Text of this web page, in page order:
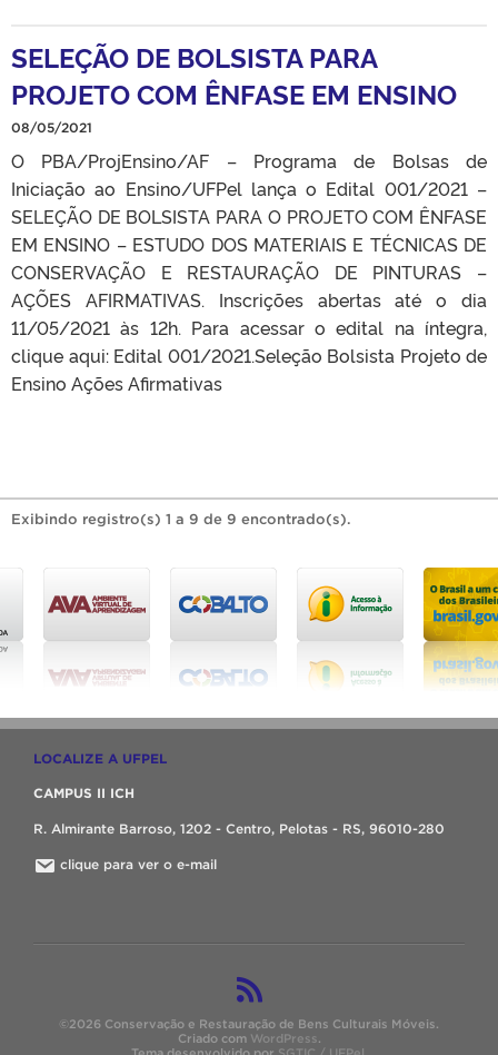
SELEÇÃO DE BOLSISTA PARA
PROJETO COM ÊNFASE EM ENSINO
08/05/2021
O PBA/ProjEnsino/AF – Programa de Bolsas de
Iniciação ao Ensino/UFPel lança o Edital 001/2021 –
SELEÇÃO DE BOLSISTA PARA O PROJETO COM ÊNFASE
EM ENSINO – ESTUDO DOS MATERIAIS E TÉCNICAS DE
CONSERVAÇÃO E RESTAURAÇÃO DE PINTURAS –
AÇÕES AFIRMATIVAS. Inscrições abertas até o dia
11/05/2021 às 12h. Para acessar o edital na íntegra,
clique aqui: Edital 001/2021.Seleção Bolsista Projeto de
Ensino Ações Afirmativas
Exibindo registro(s) 1 a 9 de 9 encontrado(s).
LOCALIZE A UFPEL
CAMPUS II ICH
R. Almirante Barroso, 1202 - Centro, Pelotas - RS, 96010-280
clique para ver o e-mail
©2026 Conservação e Restauração de Bens Culturais Móveis.
Criado com WordPress.
Tema desenvolvido por SGTIC / UFPel